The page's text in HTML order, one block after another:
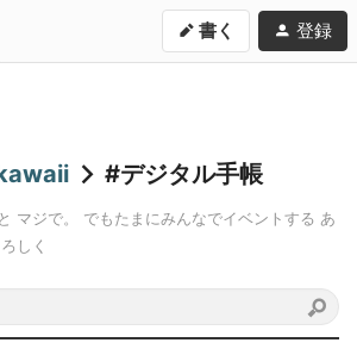
書く 登録
#デジタル手帳
マジで。 でもたまにみんなでイベントする あ
しく